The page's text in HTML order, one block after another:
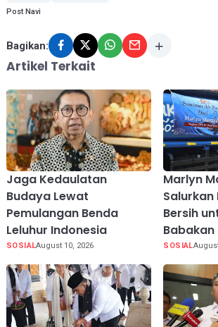
Post Navi
Bagikan:
Artikel Terkait
Jaga Kedaulatan
Budaya Lewat
Pemulangan Benda
Leluhur Indonesia
SOSIALAugust 10, 2026
Marlyn
Salurkan
Bersih
SOSIAL